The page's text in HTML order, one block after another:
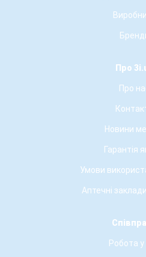
Про
Про
Новини
Гарантія
Умови
Аптечні
Робота у